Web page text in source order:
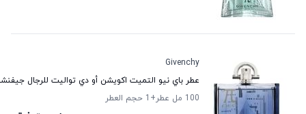
Givenchy
عطر باي نيو التميت اكويشن أو دي تواليت للرجال
100 مل عطر
+1 حجم العطر